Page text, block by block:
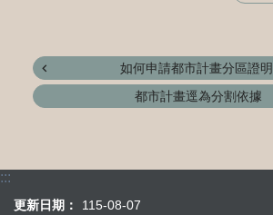
如何申請都市計畫分區證明
都市計畫逕為分割依據
:::
更新日期： 115-08-07